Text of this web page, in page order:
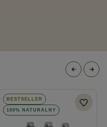
BESTSELLER
100% NATURALNY